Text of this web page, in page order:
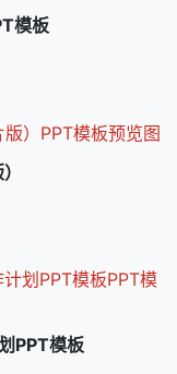
模板
PPT模板